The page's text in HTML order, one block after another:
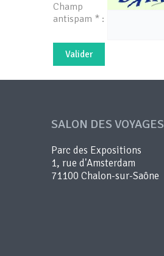
Champ
antispam * :
SALON DES VOYAGES
Parc des Expositions
1, rue d'Amsterdam
71100 Chalon-sur-Saône